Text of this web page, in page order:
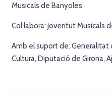
Musicals de Banyoles
Col·labora: Joventut Musicals
Amb el suport de:
Cultura, Diputació de Girona,